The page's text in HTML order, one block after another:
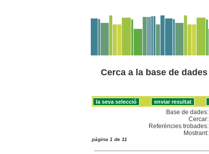
Cerca a la base de dades
Base de dades:
Cercar:
Referències trobades:
Mostrant:
pàgina 1 de 11